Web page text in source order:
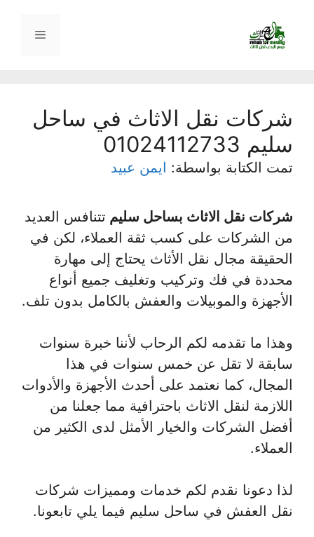
المحتوى
القائمة
شركات نقل الاثاث في ساحل
سليم 01024112733
تمت الكتابة بواسطة: ايمن عبيد
شركات نقل الاثاث بساحل سليم تتنافس العديد
من الشركات على كسب ثقة العملاء، لكن في
الحقيقة مجال نقل الأثاث يحتاج إلى مهارة
محددة في فك وتركيب وتغليف جميع أنواع
الأجهزة والموبيلات والعفش بالكامل بدون تلف.
وهذا ما تقدمه لكم الرحاب لأننا خبرة سنوات
سابقة لا تقل عن خمس سنوات في هذا
المجال، كما نعتمد على أحدث الأجهزة والأدوات
اللازمة لنقل الاثاث باحترافية مما جعلنا من
أفضل الشركات والخيار الأمثل لدى الكثير من
العملاء.
لذا دعونا نقدم لكم خدمات ومميزات شركات
نقل العفش في ساحل سليم فيما يلي تابعونا.